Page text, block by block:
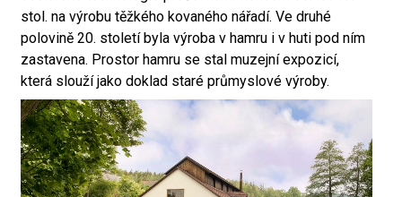
stol. na výrobu těžkého kovaného nářadí. Ve druhé
polovině 20. století byla výroba v hamru i v huti pod ním
zastavena. Prostor hamru se stal muzejní expozicí,
která slouží jako doklad staré průmyslové výroby.